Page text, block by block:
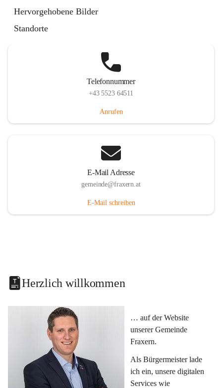
Hervorgehobene Bilder
Standorte
Telefonnummer
+43 5523 64511
Anrufen
E-Mail Adresse
gemeinde@fraxern.at
E-Mail schreiben
Herzlich willkommen
… auf der Website
unserer Gemeinde
Fraxern.
Als Bürgermeister lade
ich ein, unsere digitalen
Services wie